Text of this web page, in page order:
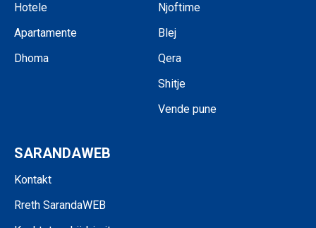
Hotele
Apartamente
Dhoma
Njoftime
Blej
Qera
Shitje
Vende pune
SARANDAWEB
Kontakt
Rreth SarandaWEB